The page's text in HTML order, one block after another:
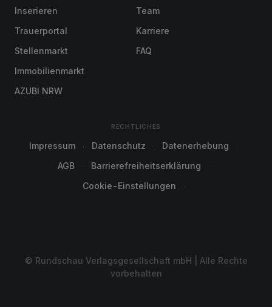
Inserieren
Trauerportal
Stellenmarkt
Immobilienmarkt
AZUBI NRW
Team
Karriere
FAQ
RECHTLICHES
Impressum Datenschutz
Datenerhebung
AGB
Barrierefreiheitserklärung
Cookie-Einstellungen
© Rundschau Verlagsgesellschaft mbH | Alle Rechte
vorbehalten